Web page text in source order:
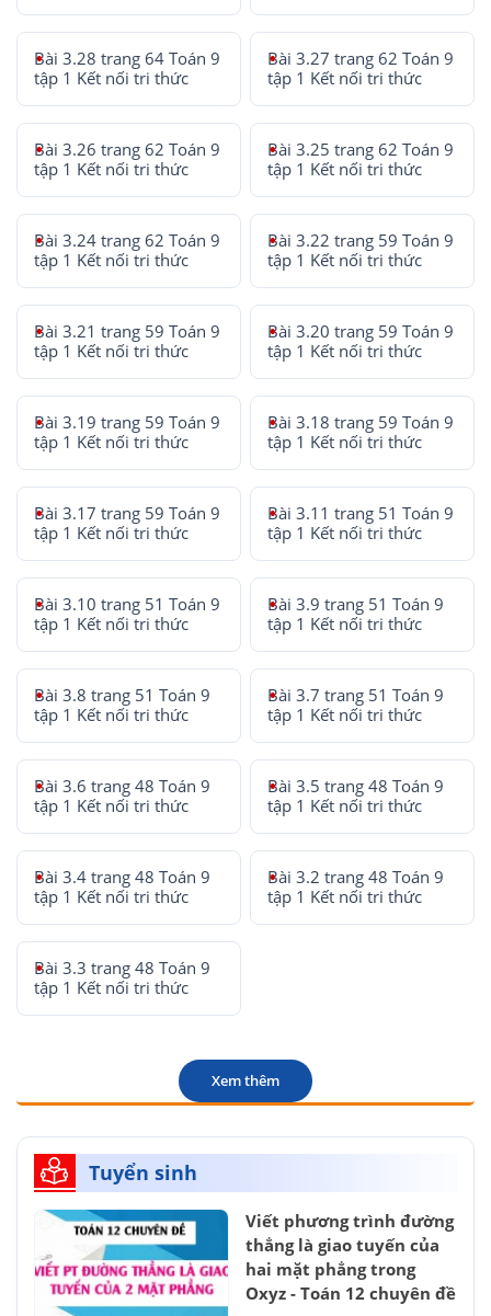
Bài 3.28 trang 64 Toán 9
tập 1 Kết nối tri thức
Bài 3.27 trang 62 Toán 9
tập 1 Kết nối tri thức
Bài 3.26 trang 62 Toán 9
tập 1 Kết nối tri thức
Bài 3.25 trang 62 Toán 9
tập 1 Kết nối tri thức
Bài 3.24 trang 62 Toán 9
tập 1 Kết nối tri thức
Bài 3.22 trang 59 Toán 9
tập 1 Kết nối tri thức
Bài 3.21 trang 59 Toán 9
tập 1 Kết nối tri thức
Bài 3.20 trang 59 Toán 9
tập 1 Kết nối tri thức
Bài 3.19 trang 59 Toán 9
tập 1 Kết nối tri thức
Bài 3.18 trang 59 Toán 9
tập 1 Kết nối tri thức
Bài 3.17 trang 59 Toán 9
tập 1 Kết nối tri thức
Bài 3.11 trang 51 Toán 9
tập 1 Kết nối tri thức
Bài 3.10 trang 51 Toán 9
tập 1 Kết nối tri thức
Bài 3.9 trang 51 Toán 9
tập 1 Kết nối tri thức
Bài 3.8 trang 51 Toán 9
tập 1 Kết nối tri thức
Bài 3.7 trang 51 Toán 9
tập 1 Kết nối tri thức
Bài 3.6 trang 48 Toán 9
tập 1 Kết nối tri thức
Bài 3.5 trang 48 Toán 9
tập 1 Kết nối tri thức
Bài 3.4 trang 48 Toán 9
tập 1 Kết nối tri thức
Bài 3.2 trang 48 Toán 9
tập 1 Kết nối tri thức
Bài 3.3 trang 48 Toán 9
tập 1 Kết nối tri thức
Xem thêm
Tuyển sinh
Viết phương trình đường
thẳng là giao tuyến của
hai mặt phẳng trong
Oxyz - Toán 12 chuyên đề